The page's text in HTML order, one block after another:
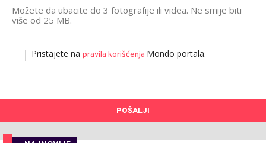
Možete da ubacite do 3 fotografije ili videa. Ne smije biti
više od 25 MB.
Pristajete na pravila korišćenja Mondo portala.
POŠALJI